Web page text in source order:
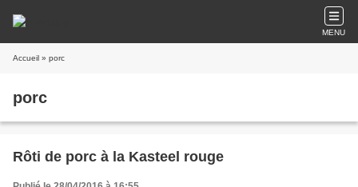
MENU
Accueil » porc
porc
Rôti de porc à la Kasteel rouge